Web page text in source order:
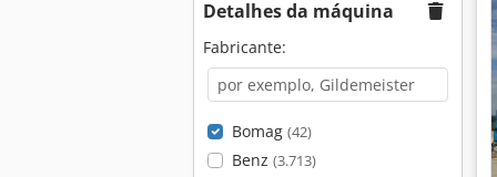
Detalhes da máquina
Fabricante:
Bomag (42)
Benz (3.713)